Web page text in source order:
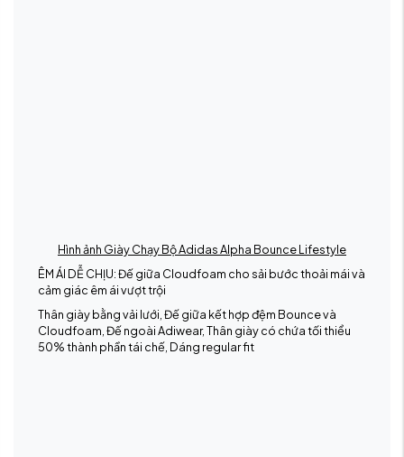
Hình ảnh Giày Chạy Bộ Adidas Alpha Bounce Lifestyle
ÊM ÁI DỄ CHỊU: Đế giữa Cloudfoam cho sải bước thoải mái và
cảm giác êm ái vượt trội
Thân giày bằng vải lưới, Đế giữa kết hợp đệm Bounce và
Cloudfoam, Đế ngoài Adiwear, Thân giày có chứa tối thiểu
50% thành phần tái chế, Dáng regular fit